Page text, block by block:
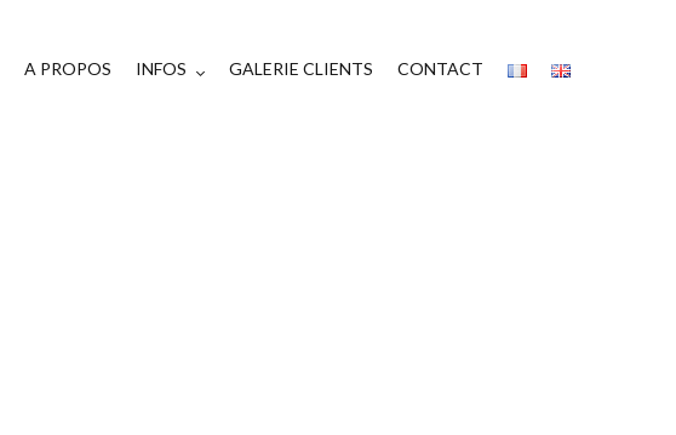
A PROPOS INFOS GALERIE CLIENTS CONTACT